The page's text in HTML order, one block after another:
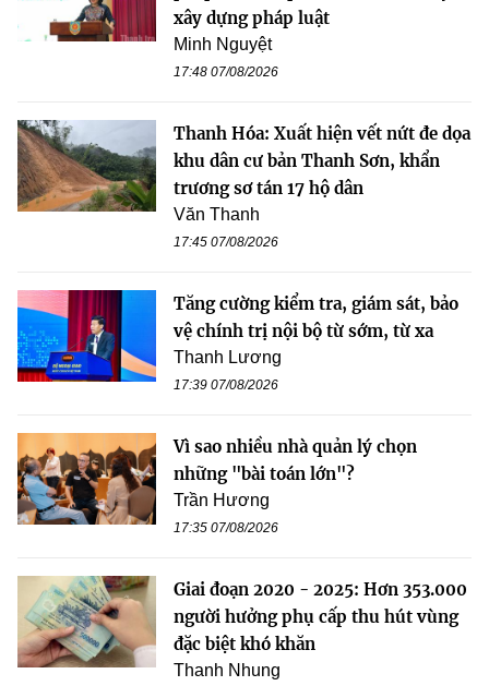
xây dựng pháp luật
Minh Nguyệt
17:48 07/08/2026
Thanh Hóa: Xuất hiện vết nứt đe dọa
khu dân cư bản Thanh Sơn, khẩn
trương sơ tán 17 hộ dân
Văn Thanh
17:45 07/08/2026
Tăng cường kiểm tra, giám sát, bảo
vệ chính trị nội bộ từ sớm, từ xa
Thanh Lương
17:39 07/08/2026
Vì sao nhiều nhà quản lý chọn
những "bài toán lớn"?
Trần Hương
17:35 07/08/2026
Giai đoạn 2020 - 2025: Hơn 353.000
người hưởng phụ cấp thu hút vùng
đặc biệt khó khăn
Thanh Nhung